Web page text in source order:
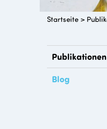
Startseite >
Publikationen
Blog